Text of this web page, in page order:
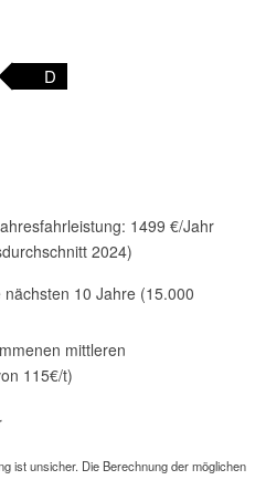
D
1499 €/Jahr
2024)
10 Jahre (15.000
mittleren
115€/t)
ist unsicher. Die Berechnung der möglichen